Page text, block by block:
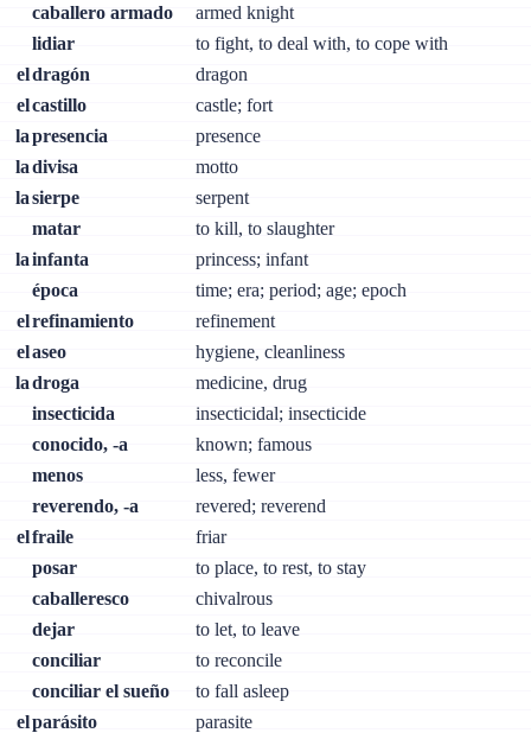
caballero armado
armed knight
lidiar
to fight, to deal with, to cope with
eldragón
dragon
elcastillo
castle; fort
lapresencia
presence
ladivisa
motto
lasierpe
serpent
matar
to kill, to slaughter
lainfanta
princess; infant
época
time; era; period; age; epoch
elrefinamiento
refinement
elaseo
hygiene, cleanliness
ladroga
medicine, drug
insecticida
insecticidal; insecticide
conocido, -a
known; famous
menos
less, fewer
reverendo, -a
revered; reverend
elfraile
friar
posar
to place, to rest, to stay
caballeresco
chivalrous
dejar
to let, to leave
conciliar
to reconcile
conciliar el sueño
to fall asleep
elparásito
parasite